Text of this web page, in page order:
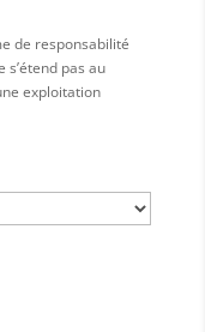
de responsabilité
pas au
exploitation